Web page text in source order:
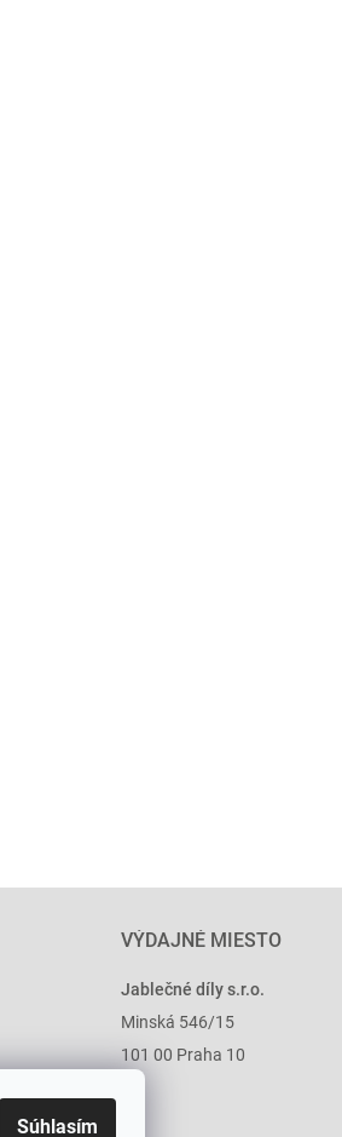
Súhlasím
VÝDAJNÉ MIESTO
Jablečné díly s.r.o.
Minská 546/15
101 00 Praha 10